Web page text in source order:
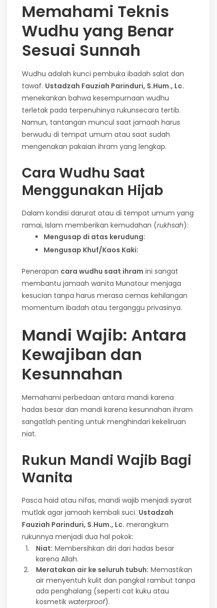
Memahami Teknis
Wudhu yang Benar
Sesuai Sunnah
Wudhu adalah kunci pembuka ibadah salat dan
tawaf. Ustadzah Fauziah Parinduri, S.Hum., Lc.
menekankan bahwa kesempurnaan wudhu
terletak pada terpenuhinya rukunsecara tertib.
Namun, tantangan muncul saat jamaah harus
berwudu di tempat umum atau saat sudah
mengenakan pakaian ihram yang lengkap.
Cara Wudhu Saat
Menggunakan Hijab
Dalam kondisi darurat atau di tempat umum yang
ramai, Islam memberikan kemudahan (rukhsah):
Mengusap di atas kerudung:
Mengusap Khuf/Kaos Kaki:
Penerapan cara wudhu saat ihram ini sangat
membantu jamaah wanita Munatour menjaga
kesucian tanpa harus merasa cemas kehilangan
momentum ibadah atau terganggu privasinya.
Mandi Wajib: Antara
Kewajiban dan
Kesunnahan
Memahami perbedaan antara mandi karena
hadas besar dan mandi karena kesunnahan ihram
sangatlah penting untuk menghindari kekeliruan
niat.
Rukun Mandi Wajib Bagi
Wanita
Pasca haid atau nifas, mandi wajib menjadi syarat
mutlak agar jamaah kembali suci. Ustadzah
Fauziah Parinduri, S.Hum., Lc. merangkum
rukunnya menjadi dua hal pokok:
Niat: Membersihkan diri dari hadas besar
karena Allah.
Meratakan air ke seluruh tubuh: Memastikan
air menyentuh kulit dan pangkal rambut tanpa
ada penghalang (seperti cat kuku atau
kosmetik waterproof).